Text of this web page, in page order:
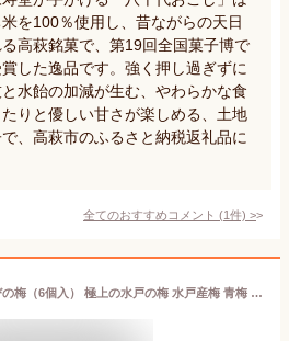
を100％使用し、昔ながらの天日
高萩銘菓で、第19回全国菓子博で
した逸品です。強く押し過ぎずに
水飴の加減が生む、やわらかな食
りと優しい甘さが楽しめる、土地
、高萩市のふるさと納税返礼品に
全てのおすすめコメント (1件) >
[亀じるし 公式] みやびの梅（6個入） 極上の水戸の梅 水戸産梅 青梅 水戸銘菓 茨城土産 手土産 個包装 やわらか求肥 梅甘露煮